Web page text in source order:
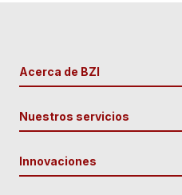
Acerca de BZI
Nuestros servicios
Innovaciones